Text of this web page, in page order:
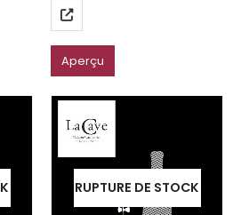
Aperçu
RUPTURE DE STOCK